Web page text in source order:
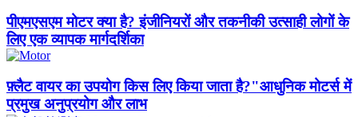
पीएमएसएम मोटर क्या है? इंजीनियरों और तकनीकी उत्साही लोगों के
लिए एक व्यापक मार्गदर्शिका
फ़्लैट वायर का उपयोग किस लिए किया जाता है?"आधुनिक मोटर्स में
प्रमुख अनुप्रयोग और लाभ